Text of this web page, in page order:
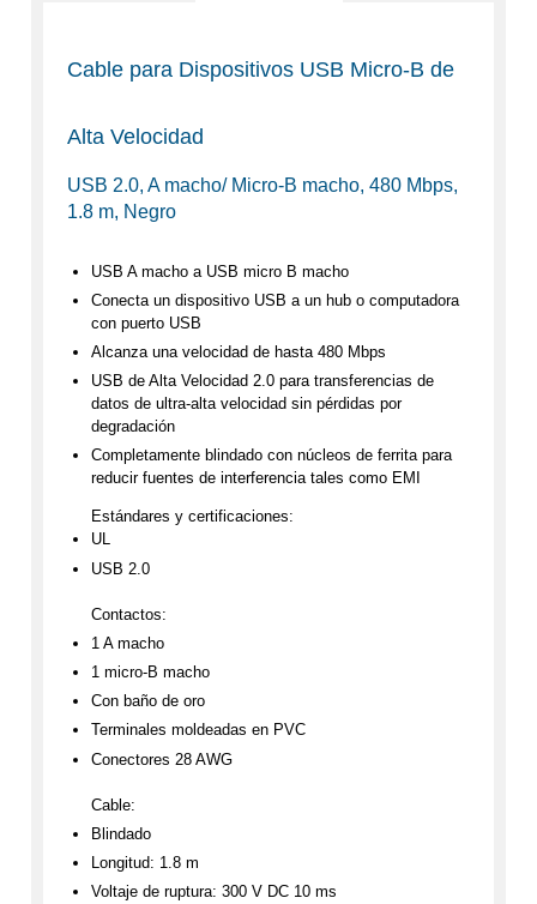
Cable para Dispositivos USB Micro-B de
Alta Velocidad
USB 2.0, A macho/ Micro-B macho, 480 Mbps,
1.8 m, Negro
USB A macho a USB micro B macho
Conecta un dispositivo USB a un hub o computadora
con puerto USB
Alcanza una velocidad de hasta 480 Mbps
USB de Alta Velocidad 2.0 para transferencias de
datos de ultra-alta velocidad sin pérdidas por
degradación
Completamente blindado con núcleos de ferrita para
reducir fuentes de interferencia tales como EMI
Estándares y certificaciones:
UL
USB 2.0
Contactos:
1 A macho
1 micro-B macho
Con baño de oro
Terminales moldeadas en PVC
Conectores 28 AWG
Cable:
Blindado
Longitud: 1.8 m
Voltaje de ruptura: 300 V DC 10 ms